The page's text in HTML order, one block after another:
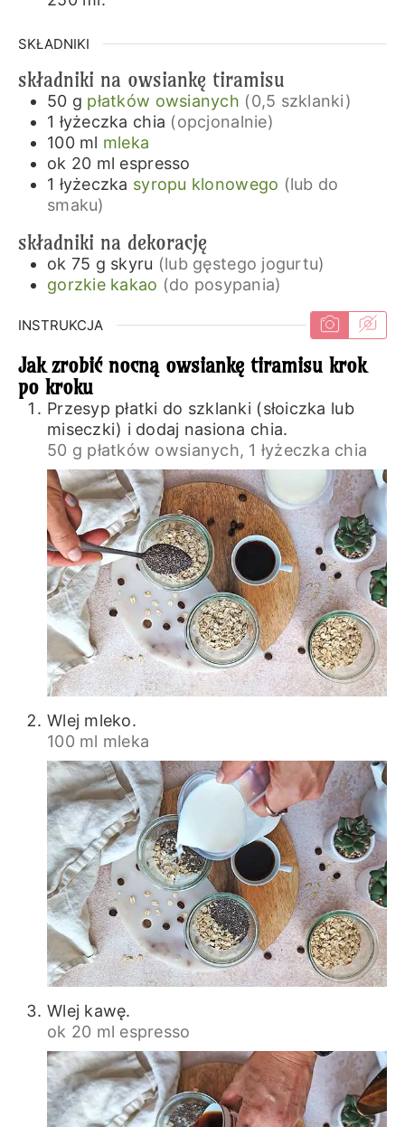
SKŁADNIKI
składniki na owsiankę tiramisu
50 g płatków owsianych (0,5 szklanki)
1 łyżeczka chia (opcjonalnie)
100 ml mleka
ok 20 ml espresso
1 łyżeczka syropu klonowego (lub do
smaku)
składniki na dekorację
ok 75 g skyru (lub gęstego jogurtu)
gorzkie kakao (do posypania)
INSTRUKCJA
Jak zrobić nocną owsiankę tiramisu krok
po kroku
Przesyp płatki do szklanki (słoiczka lub
miseczki) i dodaj nasiona chia.
50 g płatków owsianych, 1 łyżeczka chia
Wlej mleko.
100 ml mleka
Wlej kawę.
ok 20 ml espresso